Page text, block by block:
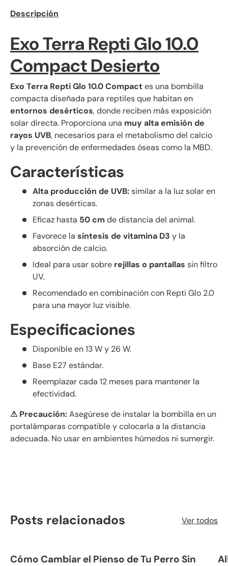
Descripción
Exo Terra Repti Glo 10.0
Compact Desierto
Exo Terra Repti Glo 10.0 Compactes una bombilla
compacta diseñada para reptiles que habitan en
entornos desérticos, donde reciben más exposición
solar directa. Proporciona una muy alta emisión de
rayos UVB, necesarios para el metabolismo del calcio
y la prevención de enfermedades óseas como la MBD.
Características
Alta producción de UVB:similar a la luz solar en
zonas desérticas.
Eficaz hasta 50 cm de distancia del animal.
Favorece la síntesis de vitamina D3 y la
absorción de calcio.
Ideal para usar sobre rejillas o pantallas sin filtro
UV.
Recomendado en combinación con Repti Glo 2.0
para una mayor luz visible.
Especificaciones
Disponible en 13 W y 26 W.
Base E27 estándar.
Reemplazar cada 12 meses para mantener la
efectividad.
⚠ Precaución:Asegúrese de instalar la bombilla en un
portalámparas compatible y colocarla a la distancia
adecuada. No usar en ambientes húmedos ni sumergir.
Posts relacionados Ver todos
Cómo Cambiar el Pienso de Tu Perro Sin